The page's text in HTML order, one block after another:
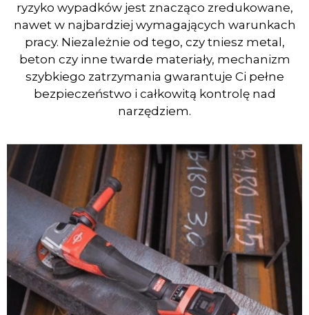
ryzyko wypadków jest znacząco zredukowane,
nawet w najbardziej wymagających warunkach
pracy. Niezależnie od tego, czy tniesz metal,
beton czy inne twarde materiały, mechanizm
szybkiego zatrzymania gwarantuje Ci pełne
bezpieczeństwo i całkowitą kontrolę nad
narzędziem.